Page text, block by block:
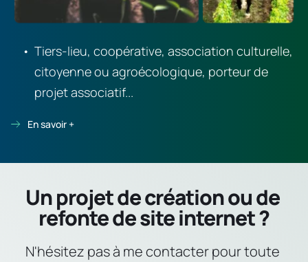
Tiers-lieu, coopérative, association culturelle,
citoyenne ou agroécologique, porteur de
projet associatif...
En savoir +
Un projet de création ou de
refonte de site internet ?
N'hésitez pas à me contacter pour toute